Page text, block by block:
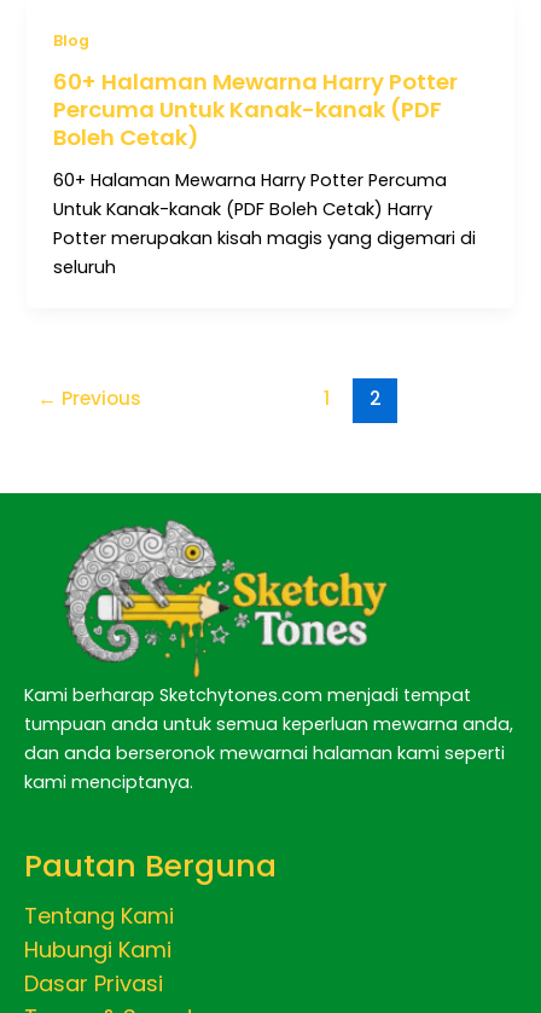
Blog
60+ Halaman Mewarna Harry Potter
Percuma Untuk Kanak-kanak (PDF
Boleh Cetak)
60+ Halaman Mewarna Harry Potter Percuma
Untuk Kanak-kanak (PDF Boleh Cetak) Harry
Potter merupakan kisah magis yang digemari di
seluruh
← Previous 1 2
Kami berharap Sketchytones.com menjadi tempat
tumpuan anda untuk semua keperluan mewarna anda,
dan anda berseronok mewarnai halaman kami seperti
kami menciptanya.
Pautan Berguna
Tentang Kami
Hubungi Kami
Dasar Privasi